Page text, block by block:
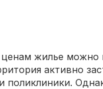
жилье можно
активно
поликлиники.